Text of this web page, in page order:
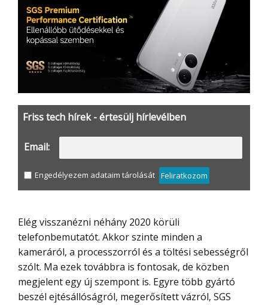
Friss tech hírek - értesülj hírlevélben
Email:
Engedélyezem adataim tárolását Feliratkozom
Elég visszanézni néhány 2020 körüli
telefonbemutatót. Akkor szinte minden a
kameráról, a processzorról és a töltési sebességről
szólt. Ma ezek továbbra is fontosak, de közben
megjelent egy új szempont is. Egyre több gyártó
beszél ejtésállóságról, megerősített vázról, SGS